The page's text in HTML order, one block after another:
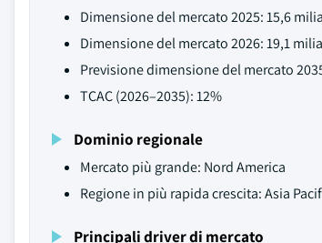
Dimensione del mercato 2025: 15,6
Dimensione del mercato 2026: 19,1
Previsione dimensione del mercato
TCAC (2026–2035): 12%
Dominio regionale
Mercato più grande: Nord America
Regione in più rapida crescita: Asia
Principali driver di mercato